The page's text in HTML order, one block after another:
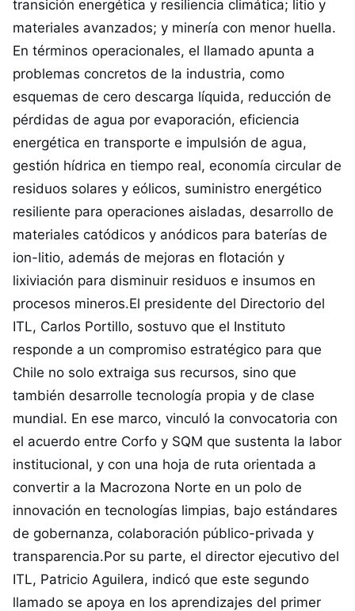
transición energética y resiliencia climática; litio y
materiales avanzados; y minería con menor huella.
En términos operacionales, el llamado apunta a
problemas concretos de la industria, como
esquemas de cero descarga líquida, reducción de
pérdidas de agua por evaporación, eficiencia
energética en transporte e impulsión de agua,
gestión hídrica en tiempo real, economía circular de
residuos solares y eólicos, suministro energético
resiliente para operaciones aisladas, desarrollo de
materiales catódicos y anódicos para baterías de
ion-litio, además de mejoras en flotación y
lixiviación para disminuir residuos e insumos en
procesos mineros.El presidente del Directorio del
ITL, Carlos Portillo, sostuvo que el Instituto
responde a un compromiso estratégico para que
Chile no solo extraiga sus recursos, sino que
también desarrolle tecnología propia y de clase
mundial. En ese marco, vinculó la convocatoria con
el acuerdo entre Corfo y SQM que sustenta la labor
institucional, y con una hoja de ruta orientada a
convertir a la Macrozona Norte en un polo de
innovación en tecnologías limpias, bajo estándares
de gobernanza, colaboración público-privada y
transparencia.Por su parte, el director ejecutivo del
ITL, Patricio Aguilera, indicó que este segundo
llamado se apoya en los aprendizajes del primer